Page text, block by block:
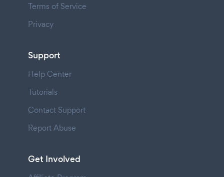
Terms of Service
Privacy
Support
Help Center
Tutorials
Contact Support
Report Abuse
Get Involved